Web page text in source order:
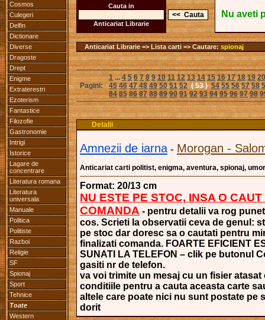
Cosmos
Culegeri
Delfin
Dictionare
Diverse
Dragoste
Drept
Enigme
Extraterestri
Ezoterism
Fantastice
Filozofie
Gastronomie
Intrigi
Istorice
Lagare de
concentrare
Literatura romana
Literatura
universala
Manuale
Politica
Politiste
Razboi
Religie
SF
Spionaj
Sport
Tehnice
Toate
Western
Cauta in
Anticariat Librarie
Nu aveti
Anticariat Librarie => Lista carti => Cautare: spionaj
Pagini:
1...4 5 6 7 8 9 10 11 12 13 14 15 16 17 18 19 20
45 46 47 48 49 50 51 52 ( 53 ) 54 55 56 57 58
84 85 86 87 88 89 90 91 92 93 94 95 96 97 98
Detalii
Amnezii de iarna- Morogan -
Anticariat carti politist, enigma, aventura, spionaj, umor
Format: 20/13 cm
NU ESTE PE STOC, INSA O
COMANDA - pentru detalii va rog
cos. Scrieti la observatii ceva de genul:
pe stoc dar doresc sa o cautati pentru
finalizati comanda. FOARTE EFICIENT
SUNATI LA TELEFON – clik pe butonul
gasiti nr de telefon.
va voi trimite un mesaj cu un fisier atasat
conditiile pentru a cauta aceasta carte
altele care poate nici nu sunt postate pe
dorit